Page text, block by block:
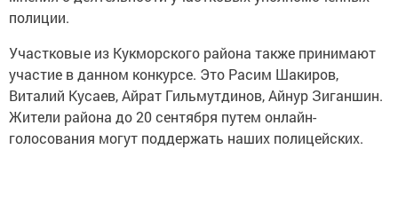
полиции.
Участковые из Кукморского района также принимают
участие в данном конкурсе. Это Расим Шакиров,
Виталий Кусаев, Айрат Гильмутдинов, Айнур Зиганшин.
Жители района до 20 сентября путем онлайн-
голосования могут поддержать наших полицейских.